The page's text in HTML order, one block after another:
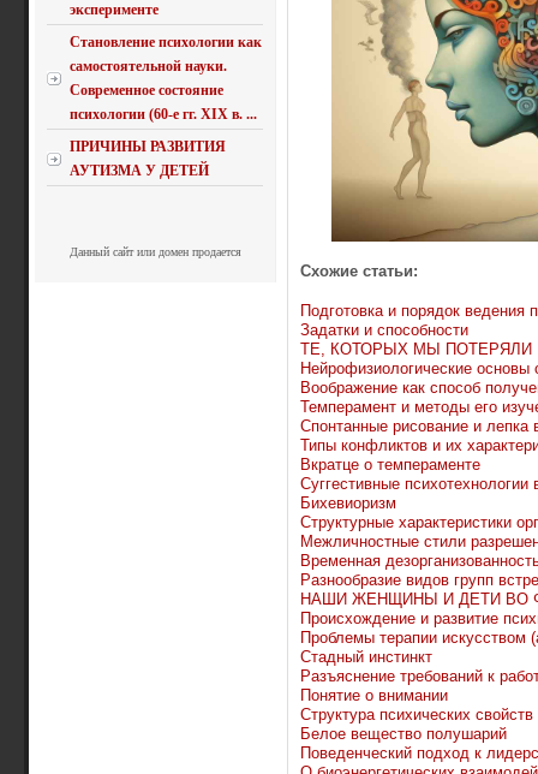
эксперименте
Становление психологии как
самостоятельной науки.
Современное состояние
психологии (60-е гг. XIX в. ...
ПРИЧИНЫ РАЗВИТИЯ
АУТИЗМА У ДЕТЕЙ
Данный сайт или домен продается
Схожие статьи:
Подготовка и порядок ведения
Задатки и способности
ТЕ, КОТОРЫХ МЫ ПОТЕРЯЛИ
Нейрофизиологические
Воображение как способ
Темперамент и методы его
Спонтанные рисование и лепка
Типы конфликтов и их
Вкратце о темпераменте
Суггестивные психотехнологии
Бихевиоризм
Структурные характеристики
Межличностные стили
Временная
Разнообразие видов групп
НАШИ ЖЕНЩИНЫ И ДЕТИ ВО
Происхождение и развитие
Проблемы терапии искусством
Стадный инстинкт
Разъяснение требований к
Понятие о внимании
Структура психических
Белое вещество полушарий
Поведенческий подход к